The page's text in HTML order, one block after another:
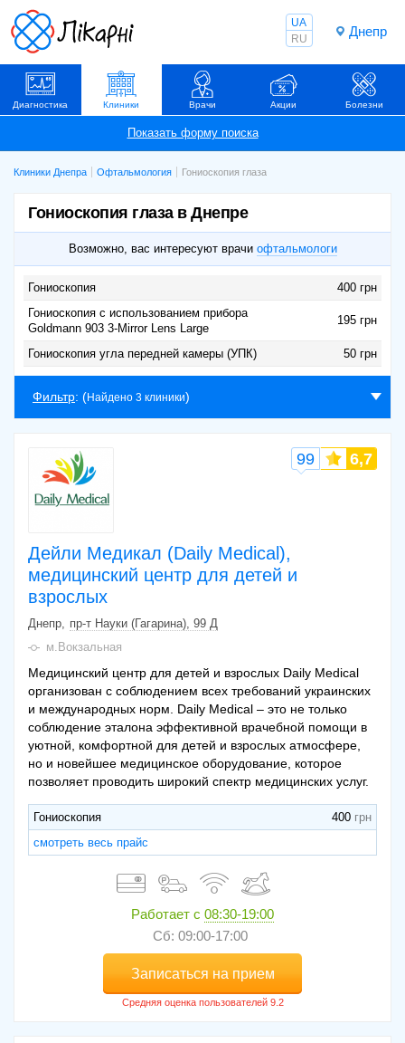
Днепр
UA
RU
Диагностика Клиники Врачи Акции Болезни
Клиники Днепра Офтальмология Гониоскопия глаза
Гониоскопия глаза в Днепре
Возможно, вас интересуют врачи офтальмологи
Гониоскопия
400 грн
Гониоскопия с использованием прибора
Goldmann 903 3-Mirror Lens Large
195 грн
Гониоскопия угла передней камеры (УПК) 50 грн
Фильтр: (Найдено 3 клиники)
Дейли Медикал (Daily Medical),
медицинский центр для детей и
взрослых
99 6,7
Днепр
пр-т Науки (Гагарина), 99 Д
м.Вокзальная
Медицинский центр для детей и взрослых Daily Medical
организован с соблюдением всех требований украинских
и международных норм. Daily Medical – это не только
соблюдение эталона эффективной врачебной помощи в
уютной, комфортной для детей и взрослых атмосфере,
но и новейшее медицинское оборудование, которое
позволяет проводить широкий спектр медицинских услуг.
Гониоскопия
400
смотреть весь прайс
Работает с 08:30-19:00
Сб: 09:00-17:00
Записаться на прием